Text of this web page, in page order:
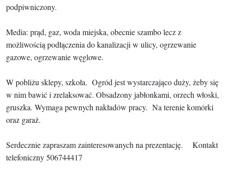
podpiwniczony.
Media: prąd, gaz, woda miejska, obecnie szambo lecz z
możliwością podłączenia do kanalizacji w ulicy, ogrzewanie
gazowe, ogrzewanie węglowe.
W pobliżu sklepy, szkoła. Ogród jest wystarczająco duży, żeby się
w nim bawić i zrelaksować. Obsadzony jabłonkami, orzech włoski,
gruszka. Wymaga pewnych nakładów pracy. Na terenie komórki
oraz garaż.
Serdecznie zapraszam zainteresowanych na prezentację. Kontakt
telefoniczny 506744417